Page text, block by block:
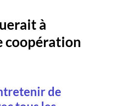
à
coopération
de